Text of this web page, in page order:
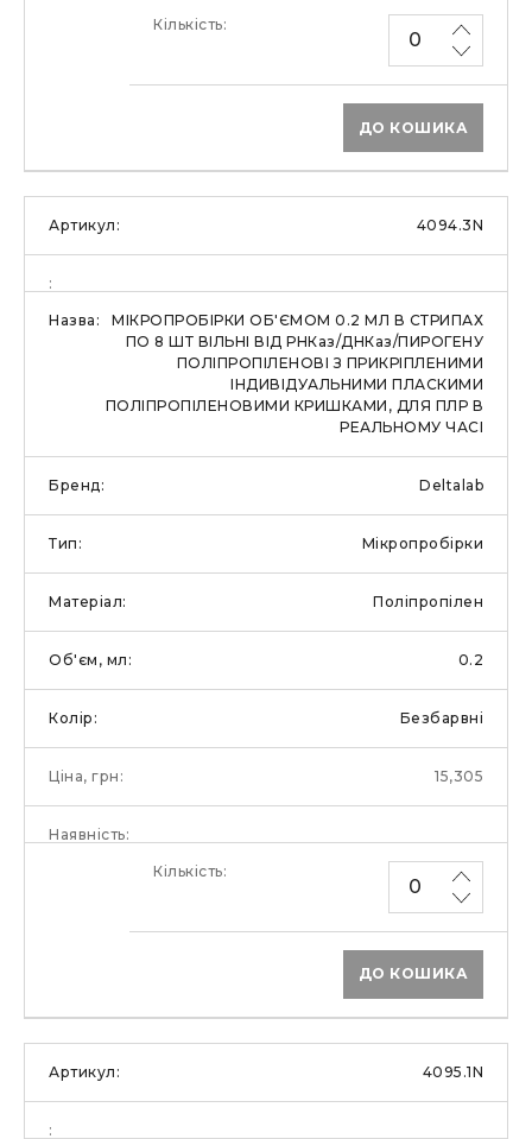
ДО КОШИКА
4094.3N
МІКРОПРОБІРКИ ОБ'ЄМОМ 0.2 МЛ В СТРИПАХ
ПО 8 ШТ ВІЛЬНІ ВІД РНКаз/ДНКаз/ПИРОГЕНУ
ПОЛІПРОПІЛЕНОВІ З ПРИКРІПЛЕНИМИ
ІНДИВІДУАЛЬНИМИ ПЛАСКИМИ
ПОЛІПРОПІЛЕНОВИМИ КРИШКАМИ, ДЛЯ ПЛР В
РЕАЛЬНОМУ ЧАСІ
Deltalab
Мікропробірки
Поліпропілен
0.2
Безбарвні
15,305
ДО КОШИКА
4095.1N